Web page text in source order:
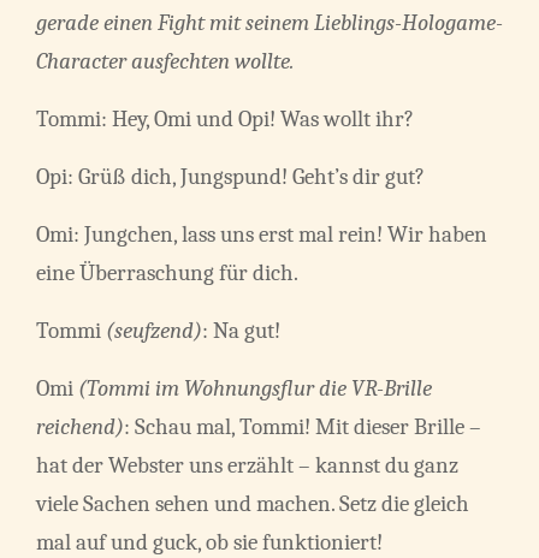
gerade einen Fight mit seinem Lieblings-Hologame-
Character ausfechten wollte.
Tommi: Hey, Omi und Opi! Was wollt ihr?
Opi: Grüß dich, Jungspund! Geht’s dir gut?
Omi: Jungchen, lass uns erst mal rein! Wir haben
eine Überraschung für dich.
Tommi (seufzend): Na gut!
Omi (Tommi im Wohnungsflur die VR-Brille
reichend): Schau mal, Tommi! Mit dieser Brille ­–
hat der Webster uns erzählt – kannst du ganz
viele Sachen sehen und machen. Setz die gleich
mal auf und guck, ob sie funktioniert!